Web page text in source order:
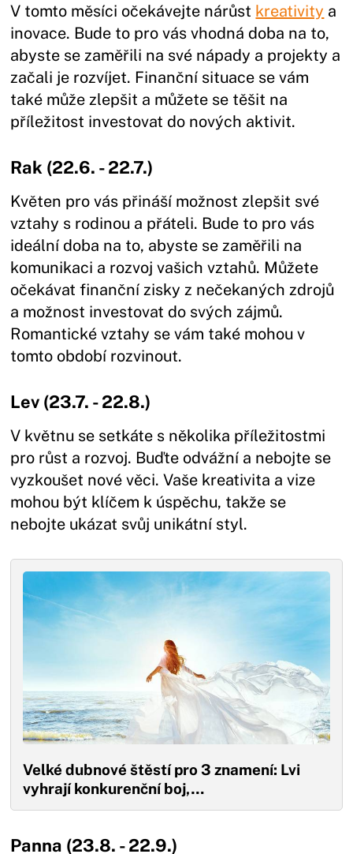
V tomto měsíci očekávejte nárůst kreativity a
inovace. Bude to pro vás vhodná doba na to,
abyste se zaměřili na své nápady a projekty a
začali je rozvíjet. Finanční situace se vám
také může zlepšit a můžete se těšit na
příležitost investovat do nových aktivit.
Rak (22.6. - 22.7.)
Květen pro vás přináší možnost zlepšit své
vztahy s rodinou a přáteli. Bude to pro vás
ideální doba na to, abyste se zaměřili na
komunikaci a rozvoj vašich vztahů. Můžete
očekávat finanční zisky z nečekaných zdrojů
a možnost investovat do svých zájmů.
Romantické vztahy se vám také mohou v
tomto období rozvinout.
Lev (23.7. - 22.8.)
V květnu se setkáte s několika příležitostmi
pro růst a rozvoj. Buďte odvážní a nebojte se
vyzkoušet nové věci. Vaše kreativita a vize
mohou být klíčem k úspěchu, takže se
nebojte ukázat svůj unikátní styl.
Velké dubnové štěstí pro 3 znamení: Lvi
vyhrají konkurenční boj,…
Panna (23.8. - 22.9.)